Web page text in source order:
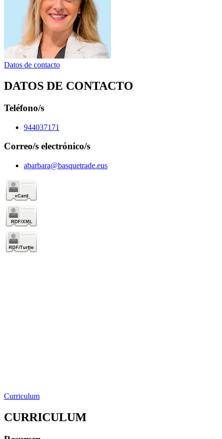
Datos de contacto
DATOS DE CONTACTO
Teléfono/s
944037171
Correo/s electrónico/s
abarbara@basquetrade.eus
Curriculum
CURRICULUM